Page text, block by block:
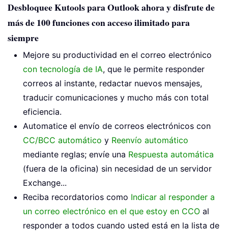
Desbloquee Kutools para Outlook ahora y disfrute de
más de 100 funciones con acceso ilimitado para
siempre
Mejore su productividad en el correo electrónico
con tecnología de IA, que le permite responder
correos al instante, redactar nuevos mensajes,
traducir comunicaciones y mucho más con total
eficiencia.
Automatice el envío de correos electrónicos con
CC/BCC automático y Reenvío automático
mediante reglas; envíe una Respuesta automática
(fuera de la oficina) sin necesidad de un servidor
Exchange...
Reciba recordatorios como Indicar al responder a
un correo electrónico en el que estoy en CCO al
responder a todos cuando usted está en la lista de